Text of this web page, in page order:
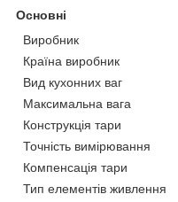
Основні
Виробник
Країна виробник
Вид кухонних ваг
Максимальна вага
Конструкція тари
Точність вимірювання
Компенсація тари
Тип елементів живлення